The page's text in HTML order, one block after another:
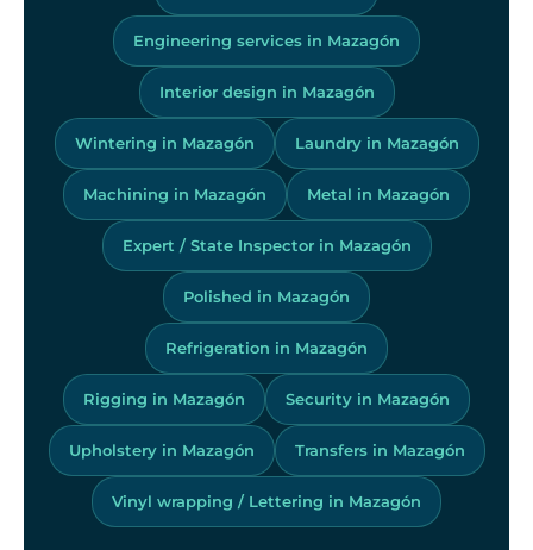
Engineering services in Mazagón
Interior design in Mazagón
Wintering in Mazagón Laundry in Mazagón
Machining in Mazagón Metal in Mazagón
Expert / State Inspector in Mazagón
Polished in Mazagón
Refrigeration in Mazagón
Rigging in Mazagón Security in Mazagón
Upholstery in Mazagón Transfers in Mazagón
Vinyl wrapping / Lettering in Mazagón